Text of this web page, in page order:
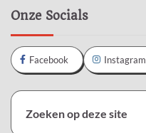
Onze Socials
Facebook Instagram
Zoeken op deze site